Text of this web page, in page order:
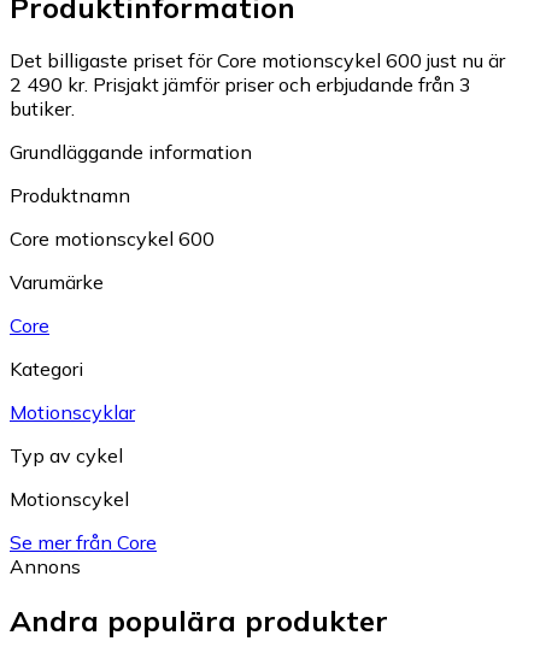
Det billigaste priset för Core motionscykel 600 just nu är
2 490 kr. Prisjakt jämför priser och erbjudande från 3
butiker.
Grundläggande information
Produktnamn
Core motionscykel 600
Varumärke
Core
Kategori
Motionscyklar
Typ av cykel
Motionscykel
Se mer från Core
Annons
Andra populära produkter